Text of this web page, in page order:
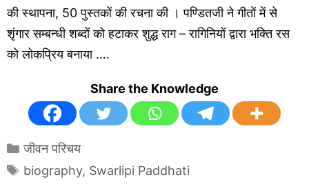
की स्थापना, 50 पुस्तकों की रचना की । पण्डितजी ने गीतों में से
शृंगार सम्बन्धी शब्दों को हटाकर शुद्ध राग – रागिनियों द्वारा भक्ति रस
को लोकप्रिय बनाया ….
Share the Knowledge
Categories
जीवन परिचय
Tags
biography, Swarlipi Paddhati